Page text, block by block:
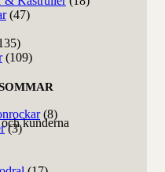
kunderna
(47)
(109)
(8)
(3)